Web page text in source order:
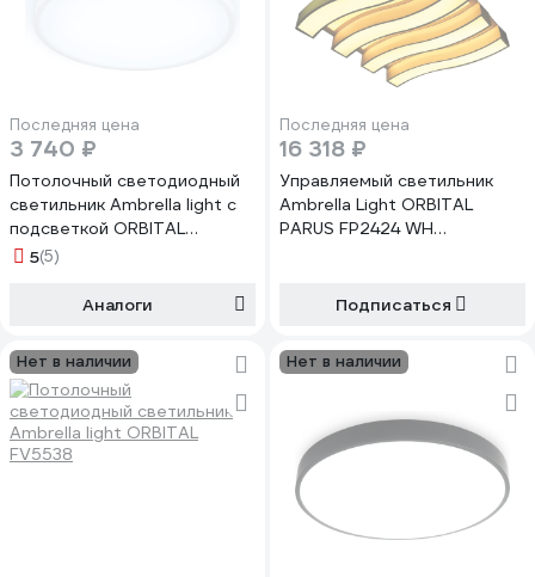
Последняя цена
3 740 ₽
Потолочный светодиодный
светильник Ambrella light с
подсветкой ORBITAL
FZ3005
5(5)
Аналоги
Последняя цена
16 318 ₽
Управляемый светильник
Ambrella Light ORBITAL
PARUS FP2424 WH
Подписаться
Нет в наличии Нет в наличии